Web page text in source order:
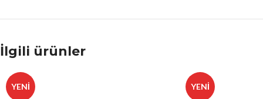
İlgili ürünler
YENI YENI